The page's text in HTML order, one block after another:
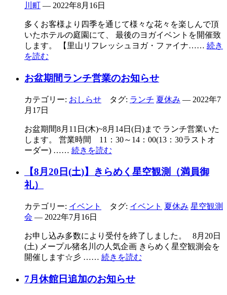
川町 — 2022年8月16日
多くお客様より四季を通じて様々な花々を楽しんで頂
いたホテルの庭園にて、 最後のヨガイベントを開催致
します。 【里山リフレッシュヨガ・ファイナ…… 続き
を読む
お盆期間ランチ営業のお知らせ
カテゴリー: おしらせ タグ: ランチ 夏休み — 2022年7
月17日
お盆期間8月11日(木)~8月14日(日)まで ランチ営業いた
します。 営業時間 11：30～14：00(13：30ラストオ
ーダー) …… 続きを読む
【8月20日(土)】きらめく星空観測（満員御
礼）
カテゴリー: イベント タグ: イベント 夏休み 星空観測
会 — 2022年7月16日
お申し込み多数により受付を終了しました。 8月20日
(土) メープル猪名川の人気企画 きらめく星空観測会を
開催します☆彡 …… 続きを読む
7月休館日追加のお知らせ